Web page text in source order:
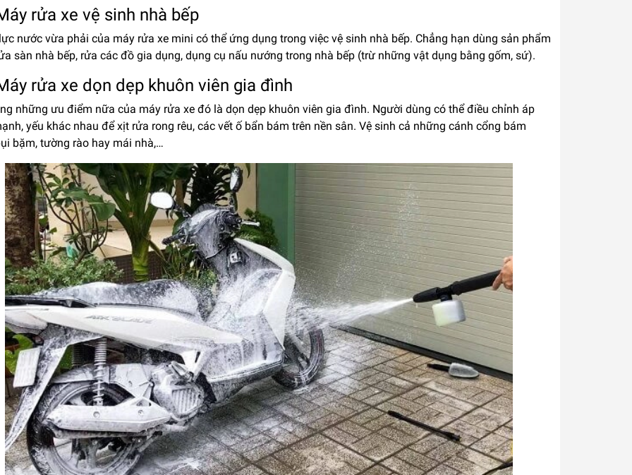
rửa xe vệ sinh nhà bếp
nước vừa phải của máy rửa xe mini có thể ứng dụng trong việc vệ sinh nhà bếp. Chẳng hạn dùng sản phẩm
sàn nhà bếp, rửa các đồ gia dụng, dụng cụ nấu nướng trong nhà bếp (trừ những vật dụng bằng gốm, sứ).
rửa xe dọn dẹp khuôn viên gia đình
những ưu điểm nữa của máy rửa xe đó là dọn dẹp khuôn viên gia đình. Người dùng có thể điều chỉnh áp
yếu khác nhau để xịt rửa rong rêu, các vết ố bẩn bám trên nền sân. Vệ sinh cả những cánh cổng bám
bặm, tường rào hay mái nhà,…